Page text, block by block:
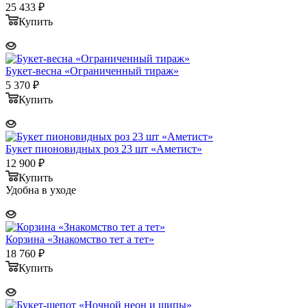
25 433 ₽
Купить
Букет-весна «Ограниченный тираж»
5 370 ₽
Купить
Букет пионовидных роз 23 шт «Аметист»
12 900 ₽
Купить
Удобна в уходе
Корзина «Знакомство тет а тет»
18 760 ₽
Купить